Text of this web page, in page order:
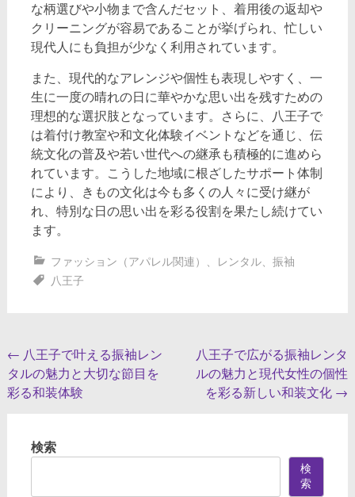
な柄選びや小物まで含んだセット、着用後の返却や
クリーニングが容易であることが挙げられ、忙しい
現代人にも負担が少なく利用されています。
また、現代的なアレンジや個性も表現しやすく、一
生に一度の晴れの日に華やかな思い出を残すための
理想的な選択肢となっています。さらに、八王子で
は着付け教室や和文化体験イベントなどを通じ、伝
統文化の普及や若い世代への継承も積極的に進めら
れています。こうした地域に根ざしたサポート体制
により、きもの文化は今も多くの人々に受け継が
れ、特別な日の思い出を彩る役割を果たし続けてい
ます。
ファッション（アパレル関連） 、 レンタル、 振袖
八王子
投
稿
ナ
← 八王子で叶える振袖レン
タルの魅力と大切な節目を
彩る和装体験
八王子で広がる振袖レンタ
ルの魅力と現代女性の個性
を彩る新しい和装文化 →
検索
検
索